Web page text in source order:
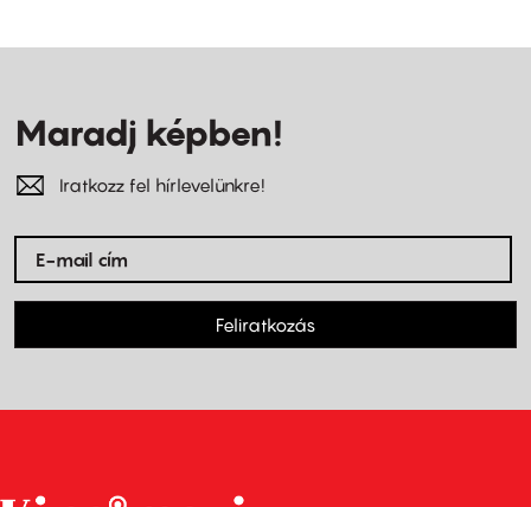
Maradj képben!
Iratkozz fel hírlevelünkre!
Feliratkozás